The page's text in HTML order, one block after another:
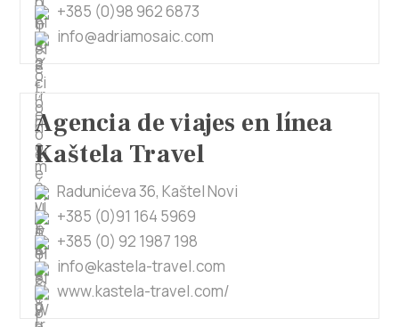
Villa Nika, Kamberovo šetalište 30,
21216 Kaštel Stari, Hrvatska
+385 (0)98 962 6873
info@adriamosaic.com
Agencia de viajes en línea
Kaštela Travel
Radunićeva 36, Kaštel Novi
+385 (0)91 164 5969
+385 (0) 92 1987 198
info@kastela-travel.com
www.kastela-travel.com/